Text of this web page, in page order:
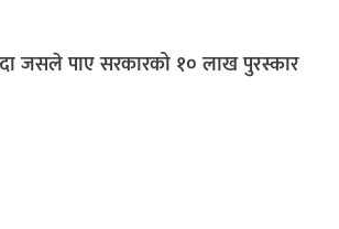
जसले पाए सरकारको १० लाख पुरस्कार